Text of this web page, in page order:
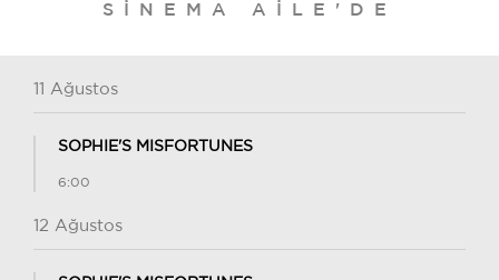
SINEMA AILE'DE
11 Ağustos
SOPHIE'S MISFORTUNES
6:00
12 Ağustos